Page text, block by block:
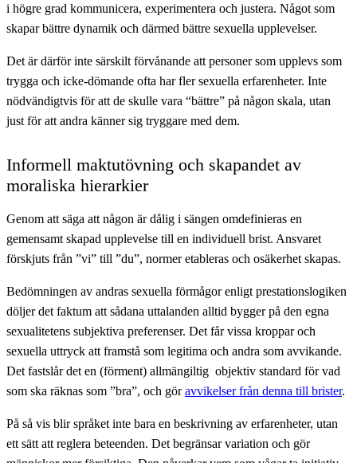
i högre grad kommunicera, experimentera och justera. Något som
skapar bättre dynamik och därmed bättre sexuella upplevelser.
Det är därför inte särskilt förvånande att personer som upplevs som
trygga och icke-dömande ofta har fler sexuella erfarenheter. Inte
nödvändigtvis för att de skulle vara “bättre” på någon skala, utan
just för att andra känner sig tryggare med dem.
Informell maktutövning och skapandet av
moraliska hierarkier
Genom att säga att någon är dålig i sängen omdefinieras en
gemensamt skapad upplevelse till en individuell brist. Ansvaret
förskjuts från ”vi” till ”du”, normer etableras och osäkerhet skapas.
Bedömningen av andras sexuella förmågor enligt prestationslogiken
döljer det faktum att sådana uttalanden alltid bygger på den egna
sexualitetens subjektiva preferenser. Det får vissa kroppar och
sexuella uttryck att framstå som legitima och andra som avvikande.
Det fastslår det en (förment) allmängiltig objektiv standard för vad
som ska räknas som ”bra”, och göravvikelser från denna till brister.
På så vis blir språket inte bara en beskrivning av erfarenheter, utan
ett sätt att reglera beteenden. Det begränsar variation och gör